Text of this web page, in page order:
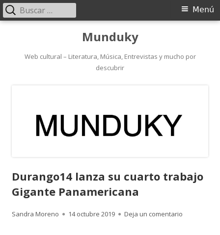
contenido
Munduky
Web cultural – Literatura, Música, Entrevistas y mucho por
descubrir
Menú
Menú
Buscar:
Durango14 lanza su cuarto trabajo
Gigante Panamericana
Autor
Sandra Moreno
Publicado
14 octubre 2019 Deja un comentario